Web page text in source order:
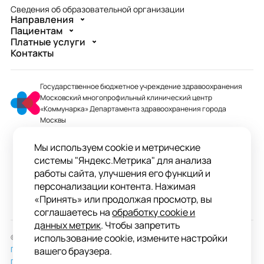
Сведения об образовательной организации
Направления
Пациентам
Платные услуги
Контакты
Государственное бюджетное учреждение здравоохранения
Московский многопрофильный клинический центр
«Коммунарка» Департамента здравоохранения города
Москвы
+7 495 744-07-03
Колл-центр работает до 20:00
ул. Сосенский Стан, д. 8, п. Коммунарка
вн.тер.г. поселение Сосенское, Москва
© 2026 ГБУЗ «ММКЦ «Коммунарка» ДЗМ»
Пользовательское соглашение
Политика обработки персональных данных
Мы используем cookie и метрические
системы "Яндекс.Метрика" для анализа
работы сайта, улучшения его функций и
персонализации контента. Нажимая
«Принять» или продолжая просмотр, вы
соглашаетесь наобработку cookie и
данных метрик. Чтобы запретить
использование cookie, измените настройки
вашего браузера.